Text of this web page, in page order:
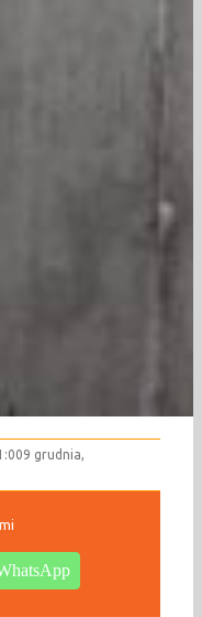
9 grudnia,